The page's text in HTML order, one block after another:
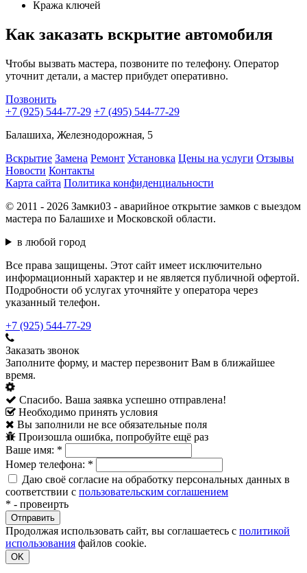
Кража ключей
Как заказать вскрытие автомобиля
Чтобы вызвать мастера, позвоните по телефону. Оператор
уточнит детали, а мастер прибудет оперативно.
Позвонить
+7 (925) 544-77-29 +7 (495) 544-77-29
Балашиха, Железнодорожная, 5
Вскрытие Замена Ремонт Установка Цены на услуги Отзывы
Новости Контакты
Карта сайта Политика конфиденциальности
© 2011 - 2026 Замки03 - аварийное открытие замков с выездом
мастера по Балашихе и Московской области.
в любой город
Все права защищены. Этот сайт имеет исключительно
информационный характер и не является публичной офертой.
Подробности об услугах уточняйте у оператора через
указанный телефон.
+7 (925) 544-77-29
Заказать звонок
Заполните форму, и мастер перезвонит Вам в ближайшее
время.
Спасибо. Ваша заявка успешно отправлена!
Необходимо принять условия
Вы заполнили не все обязательные поля
Произошла ошибка, попробуйте ещё раз
Ваше имя: *
Номер телефона: *
Даю своё согласие на обработку персональных данных в
соответствии с пользовательским соглашением
* - провеирть
Продолжая использовать сайт, вы соглашаетесь с политикой
использования файлов cookie.
OK